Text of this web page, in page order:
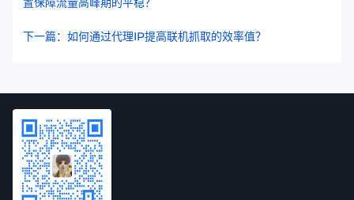
下一篇：如何通过代理IP提高联机抓取的效率值？